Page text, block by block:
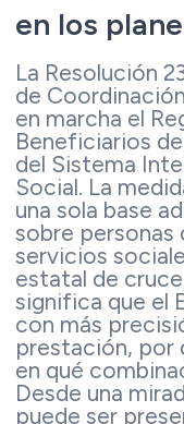
en los
La Resolución
de
en marcha el
Beneficiarios
del Sistema
Social. La
una sola base
sobre personas
servicios
estatal de
significa que el
con más
prestación, por
en qué
Desde una
puede ser